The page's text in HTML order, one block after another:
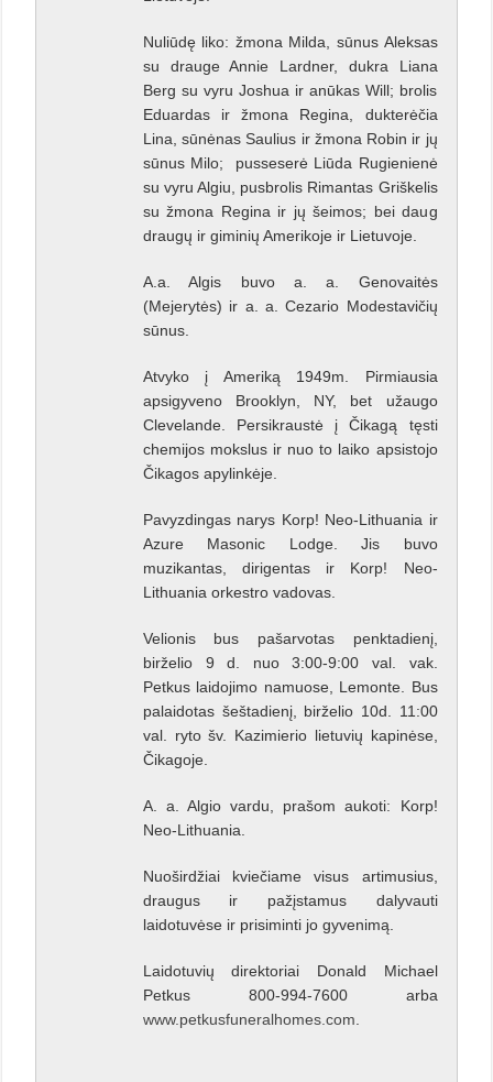
Nuliūdę liko: žmona Milda, sūnus Aleksas
su drauge Annie Lardner, dukra Liana
Berg su vyru Joshua ir anūkas Will; brolis
Eduardas ir žmona Regina, dukterėčia
Lina, sūnėnas Saulius ir žmona Robin ir jų
sūnus Milo;
pusseserė Liūda Rugienienė
su vyru Algiu, pusbrolis Rimantas Griškelis
su žmona Regina ir jų šeimos; bei daug
draugų ir giminių Amerikoje ir Lietuvoje.
A.a. Algis buvo a. a. Genovaitės
(Mejerytės) ir a. a. Cezario Modestavičių
sūnus.
Atvyko į Ameriką 1949m. Pirmiausia
apsigyveno Brooklyn, NY, bet užaugo
Clevelande. Persikraustė į Čikagą tęsti
chemijos mokslus ir nuo to laiko apsistojo
Čikagos apylinkėje.
Pavyzdingas narys Korp! Neo-Lithuania ir
Azure Masonic Lodge. Jis buvo
muzikantas, dirigentas ir Korp! Neo-
Lithuania orkestro vadovas.
Velionis bus pašarvotas penktadienį,
birželio 9 d. nuo 3:00-9:00 val. vak.
Petkus laidojimo namuose, Lemonte. Bus
palaidotas šeštadienį, birželio 10d. 11:00
val. ryto šv. Kazimierio lietuvių kapinėse,
Čikagoje.
A. a. Algio vardu, prašom aukoti: Korp!
Neo-Lithuania.
Nuoširdžiai kviečiame visus artimusius,
draugus ir pažįstamus dalyvauti
laidotuvėse ir prisiminti jo gyvenimą.
Laidotuvių direktoriai Donald Michael
Petkus 800-994-7600 arba
www.petkusfuneralhomes.com